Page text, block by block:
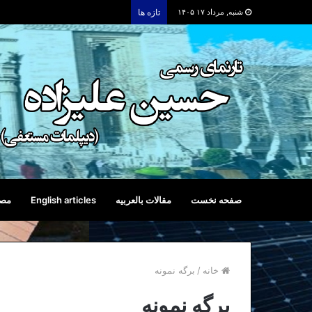
شنبه, مرداد ۱۷ ۱۴۰۵ تازه ها
صفحه نخست مقالات بالعربیه English articles
خانه / برگه نمونه
برگه نمونه